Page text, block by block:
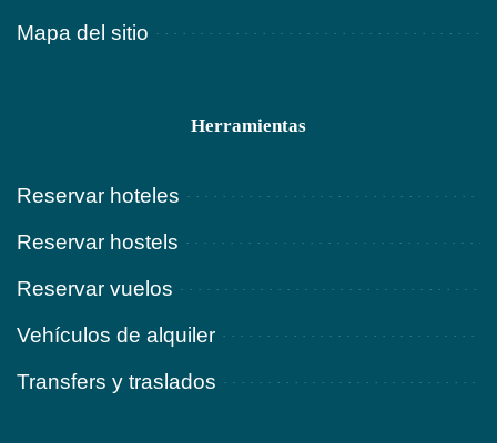
Mapa del sitio
Herramientas
Reservar hoteles
Reservar hostels
Reservar vuelos
Vehículos de alquiler
Transfers y traslados